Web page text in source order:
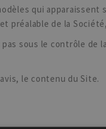
qui
préalable de la
sous le contrôle
le contenu du Site.